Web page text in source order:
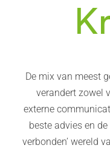
De mix van meest
verandert zowel
externe
beste advies en
verbonden’ wereld